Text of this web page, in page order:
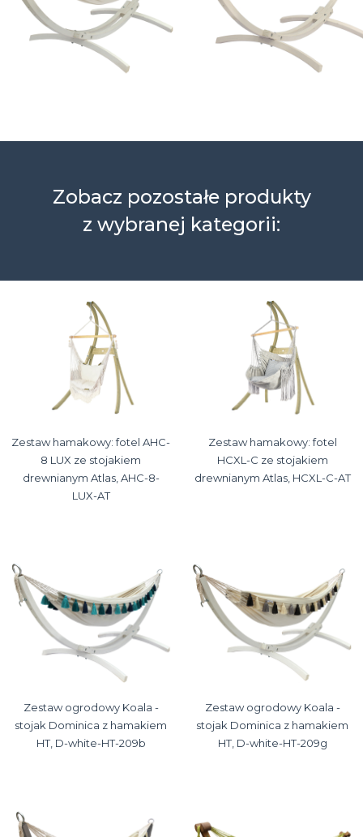
Zobacz pozostałe produkty
z wybranej kategorii:
Zestaw hamakowy: fotel AHC-
8 LUX ze stojakiem
drewnianym Atlas, AHC-8-
LUX-AT
Zestaw hamakowy: fotel
HCXL-C ze stojakiem
drewnianym Atlas, HCXL-C-AT
Zestaw ogrodowy Koala -
stojak Dominica z hamakiem
HT, D-white-HT-209b
Zestaw ogrodowy Koala -
stojak Dominica z hamakiem
HT, D-white-HT-209g